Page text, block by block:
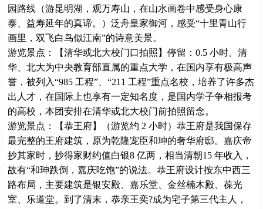
园路线（游昆明湖，观万寿山，在山水画卷中感受身心康
泰、益寿延年的真谛。）泛舟皇家御河，感受“十里青山行
画里，双飞白鸟似江南”的诗意美景。
游览景点：【清华或北大校门口拍照】停留：0.5 小时。清
华、北大为中央教育部直属的重点大学，在国内享有极高声
誉，被列入“985 工程”、“211 工程”重点名校，培养了许多杰
出人才，在国际上也享有一定知名度，是国内学子争相报考
的高校，本团安排在清华或北大校门前拍照留念。
游览景点：【恭王府】（游览约 2 小时）恭王府是我国保存
最完整的王府建筑，原为乾隆宠臣和珅的奢华府邸。嘉庆帝
抄其家时，抄得家财约值白银8 亿两，相当清朝15 年收入，
故有“和珅跌倒，嘉庆吃饱”的说法。恭王府设计按东中西三
路布局，主要建筑是银安殿、嘉乐堂、金丝楠木殿、葆光
室、乐道堂。到了清末，恭亲王奕?成为宅子第三代主人，